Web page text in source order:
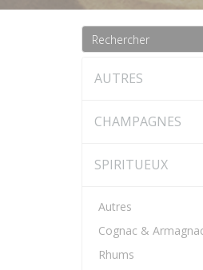
AUTRES
CHAMPAGNES
SPIRITUEUX
Autres
Cognac &
Rhums